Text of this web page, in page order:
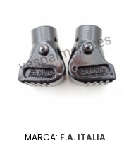
MARCA: F.A. ITALIA